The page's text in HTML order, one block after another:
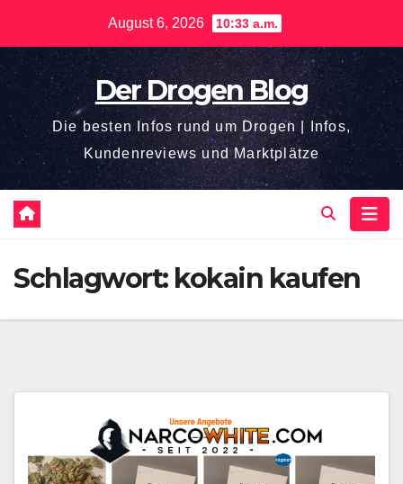
springen
August 6, 2026 10:33 a.m.
Der Drogen Blog
Die besten Infos rund um Drogen | Infos,
Kundenreviews und Marktplätze
Schlagwort: kokain kaufen